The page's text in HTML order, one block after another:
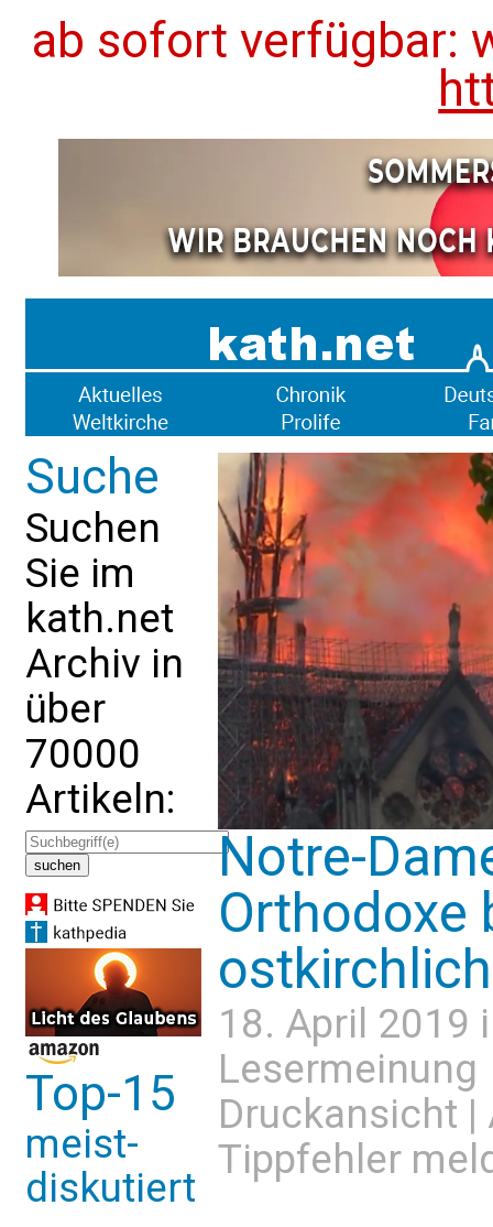
ab sofort verfügbar:
Suche
Suchen
Sie im
kath.net
Archiv in
über
70000
Artikeln:
Top-15
meist-
diskutiert
Notre-
Orthodoxe
18. April 2019
Lesermeinung
Druckansicht |
Tippfehler